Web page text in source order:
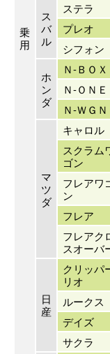
乗
用
ス
バ
ル
ステラ
プレオ
シフォン
ホ
ン
ダ
Ｎ-ＢＯＸ
Ｎ-ＯＮＥ
Ｎ-ＷＧＮ
マ
ツ
ダ
キャロル
スクラム
ゴン
フレアワ
ン
フレア
フレアク
スオーバ
日
産
クリッパ
リオ
ルークス
デイズ
サクラ